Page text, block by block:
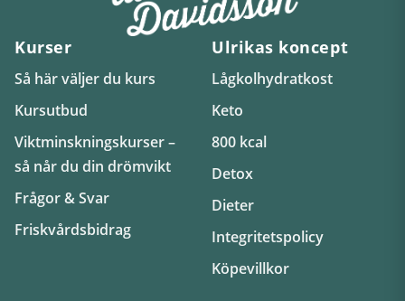
Kurser
Så här väljer du kurs
Kursutbud
Viktminskningskurser –
så når du din drömvikt
Frågor & Svar
Friskvårdsbidrag
Ulrikas koncept
Lågkolhydratkost
Keto
800 kcal
Detox
Dieter
Integritetspolicy
Köpevillkor